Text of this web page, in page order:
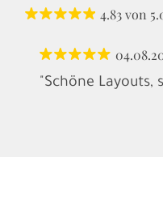
4.83 von
"Schöne Layouts,